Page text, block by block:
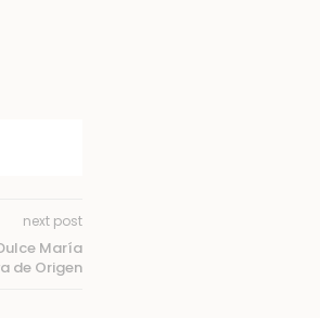
next post
María
de Origen